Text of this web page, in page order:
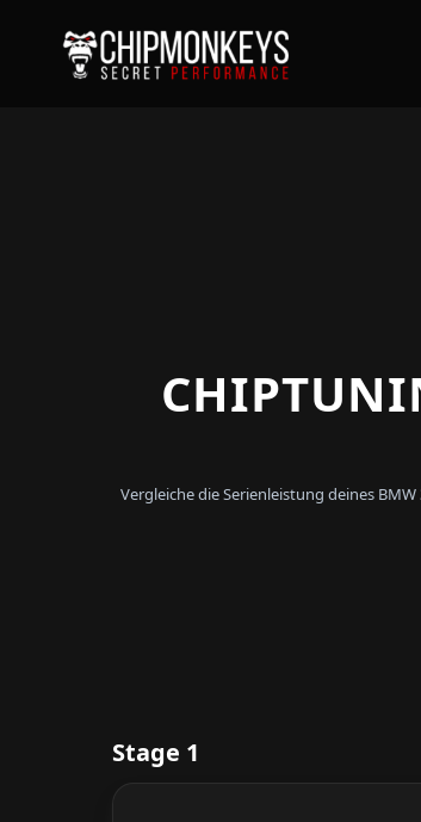
Vergleiche die Serienleistung deines
Stage 1